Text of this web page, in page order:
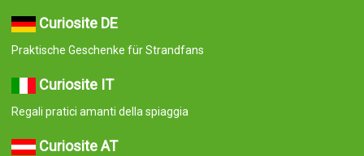
Curiosite DE
Praktische Geschenke für Strandfans
Curiosite IT
Regali pratici amanti della spiaggia
Curiosite AT